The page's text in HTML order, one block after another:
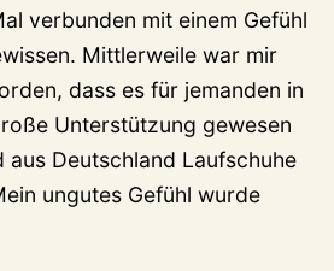
verbunden mit einem Gefühl
Mittlerweile war mir
dass es für jemanden in
Unterstützung gewesen
aus Deutschland Laufschuhe
ungutes Gefühl wurde